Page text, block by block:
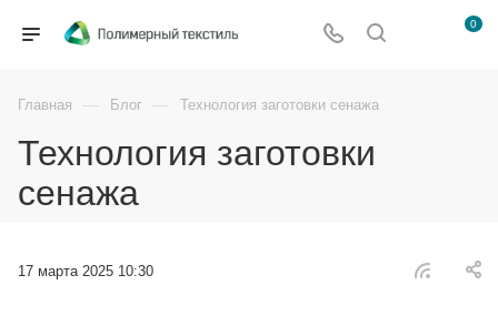
0
Главная — Блог — Технология заготовки сенажа
Технология заготовки
сенажа
17 марта 2025 10:30